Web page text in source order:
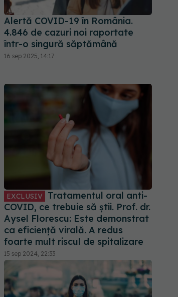
Alertă COVID-19 în România.
4.846 de cazuri noi raportate
într-o singură săptămână
16 sep 2025, 14:17
EXCLUSIV
Tratamentul oral anti-
COVID, ce trebuie să știi. Prof. dr.
Aysel Florescu: Este demonstrat
ca eficiență virală. A redus
foarte mult riscul de spitalizare
15 sep 2024, 22:33